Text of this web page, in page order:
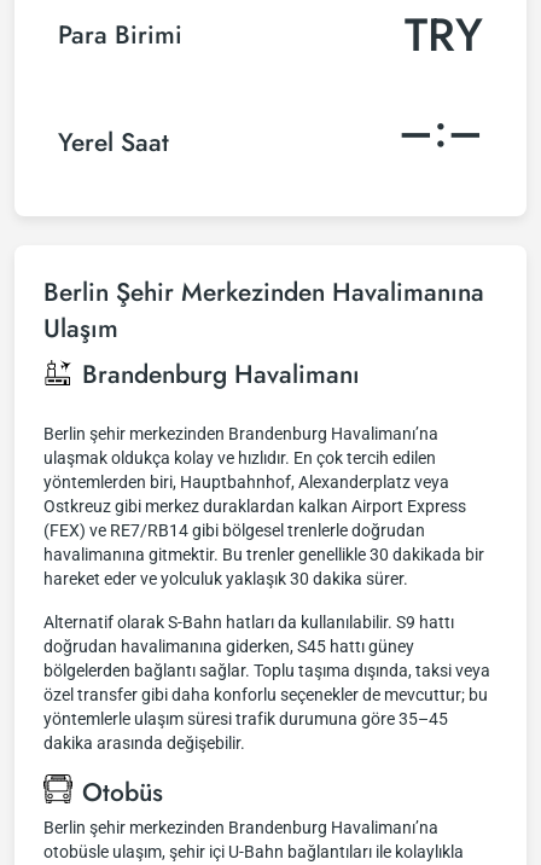
Para Birimi TRY
Yerel Saat –:–
Berlin Şehir Merkezinden Havalimanına
Ulaşım
Brandenburg Havalimanı
Berlin şehir merkezinden Brandenburg Havalimanı’na
ulaşmak oldukça kolay ve hızlıdır. En çok tercih edilen
yöntemlerden biri, Hauptbahnhof, Alexanderplatz veya
Ostkreuz gibi merkez duraklardan kalkan Airport Express
(FEX) ve RE7/RB14 gibi bölgesel trenlerle doğrudan
havalimanına gitmektir. Bu trenler genellikle 30 dakikada bir
hareket eder ve yolculuk yaklaşık 30 dakika sürer.
Alternatif olarak S-Bahn hatları da kullanılabilir. S9 hattı
doğrudan havalimanına giderken, S45 hattı güney
bölgelerden bağlantı sağlar. Toplu taşıma dışında, taksi veya
özel transfer gibi daha konforlu seçenekler de mevcuttur; bu
yöntemlerle ulaşım süresi trafik durumuna göre 35–45
dakika arasında değişebilir.
Otobüs
Berlin şehir merkezinden Brandenburg Havalimanı’na
otobüsle ulaşım, şehir içi U-Bahn bağlantıları ile kolaylıkla